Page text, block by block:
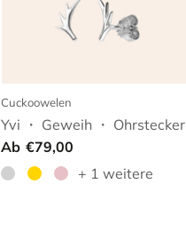
Cuckoowelen
Yvi ・ Geweih ・ Ohrstecker
Ab €79,00
+ 1 weitere